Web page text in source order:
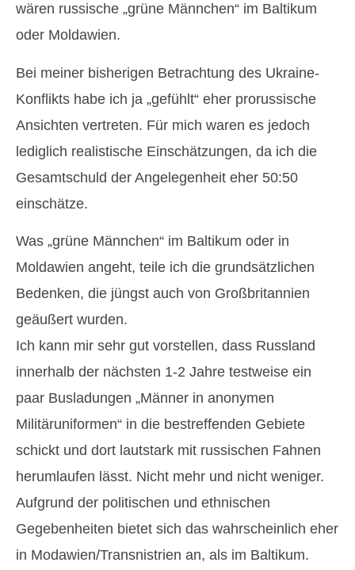
wären russische „grüne Männchen“ im Baltikum
oder Moldawien.
Bei meiner bisherigen Betrachtung des Ukraine-
Konflikts habe ich ja „gefühlt“ eher prorussische
Ansichten vertreten. Für mich waren es jedoch
lediglich realistische Einschätzungen, da ich die
Gesamtschuld der Angelegenheit eher 50:50
einschätze.
Was „grüne Männchen“ im Baltikum oder in
Moldawien angeht, teile ich die grundsätzlichen
Bedenken, die jüngst auch von Großbritannien
geäußert wurden.
Ich kann mir sehr gut vorstellen, dass Russland
innerhalb der nächsten 1-2 Jahre testweise ein
paar Busladungen „Männer in anonymen
Militäruniformen“ in die bestreffenden Gebiete
schickt und dort lautstark mit russischen Fahnen
herumlaufen lässt. Nicht mehr und nicht weniger.
Aufgrund der politischen und ethnischen
Gegebenheiten bietet sich das wahrscheinlich eher
in Modawien/Transnistrien an, als im Baltikum.